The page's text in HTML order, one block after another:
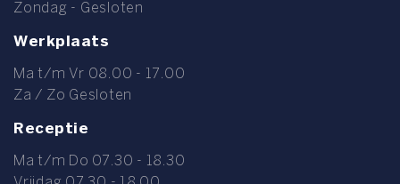
Zondag - Gesloten
Werkplaats
Ma t/m Vr 08.00 - 17.00
Za / Zo Gesloten
Receptie
Ma t/m Do 07.30 - 18.30